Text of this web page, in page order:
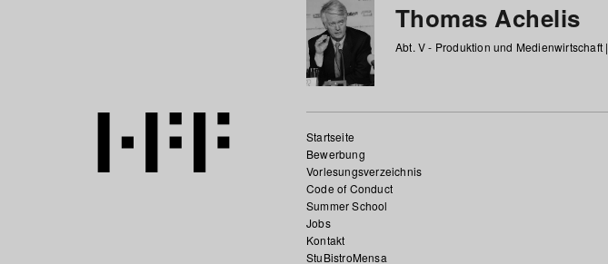
Thomas Achelis
Abt. V - Produktion und Medienwirtschaft |
Startseite
Bewerbung
Vorlesungsverzeichnis
Code of Conduct
Summer School
Jobs
Kontakt
StuBistroMensa